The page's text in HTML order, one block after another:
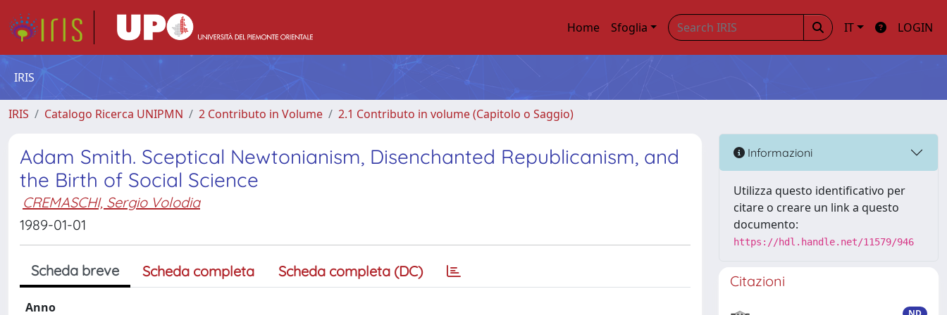
Home Sfoglia IT LOGIN
IRIS
IRIS Catalogo Ricerca UNIPMN 2 Contributo in Volume 2.1 Contributo in volume (Capitolo o Saggio)
Adam Smith. Sceptical Newtonianism, Disenchanted Republicanism, and
the Birth of Social Science
CREMASCHI, Sergio Volodia
1989-01-01
Scheda breve Scheda completa Scheda completa (DC)
Anno
Informazioni
Utilizza questo identificativo per
citare o creare un link a questo
documento:
https://hdl.handle.net/11579/946
Citazioni